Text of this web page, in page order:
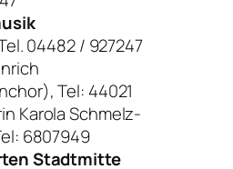
04482 / 927247
Tel: 44021
Karola Schmelz-
6807949
Stadtmitte